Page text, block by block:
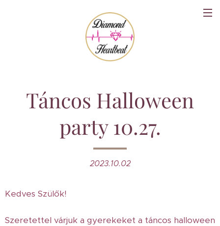
Táncos Halloween
party 10.27.
2023.10.02
Kedves Szülők!
Szeretettel várjuk a gyerekeket a táncos halloween